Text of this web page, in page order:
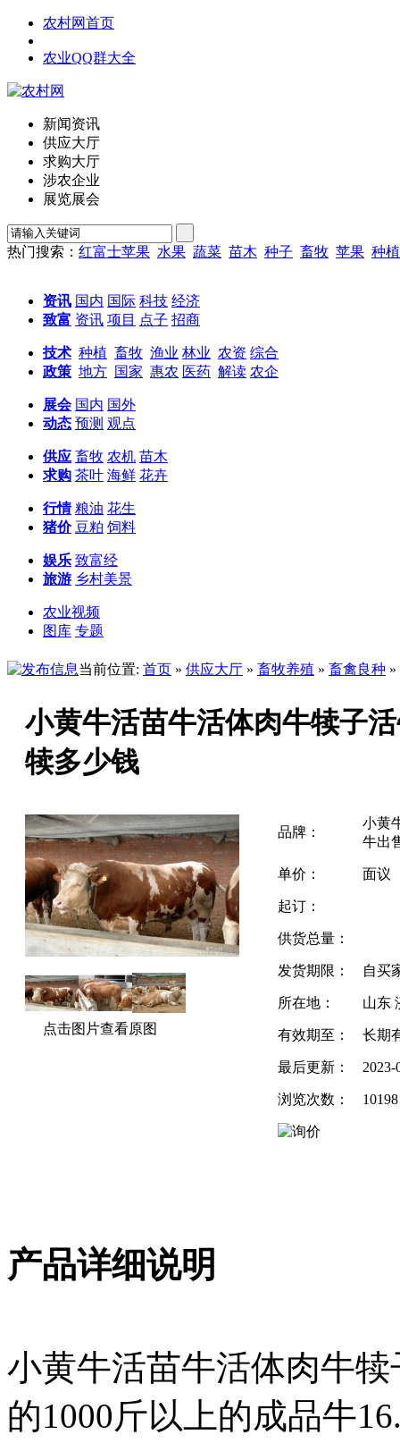
农村网首页
农业QQ群大全
新闻资讯
供应大厅
求购大厅
涉农企业
展览展会
热门搜索： 红富士苹果 水果 蔬菜 苗木 种子 畜牧 苹果 种植
资讯 国内 国际 科技 经济
致富 资讯 项目 点子 招商
技术 种植 畜牧 渔业 林业 农资 综合
政策 地方 国家 惠农 医药 解读 农企
展会 国内 国外
动态 预测 观点
供应 畜牧 农机 苗木
求购 茶叶 海鲜 花卉
行情 粮油 花生
猪价 豆粕 饲料
娱乐 致富经
旅游 乡村美景
农业视频
图库 专题
当前位置: 首页 » 供应大厅 » 畜牧养殖 » 畜禽良种 »
小黄牛活苗牛活体肉牛犊子
犊多少钱
点击图片查看原图
品牌：
小黄
牛出
单价： 面议
起订：
供货总量：
发货期限： 自买
所在地： 山东
有效期至： 长期
最后更新： 2023-
浏览次数： 10198
产品详细说明
小黄牛活苗牛活体肉牛
的1000斤以上的成品牛